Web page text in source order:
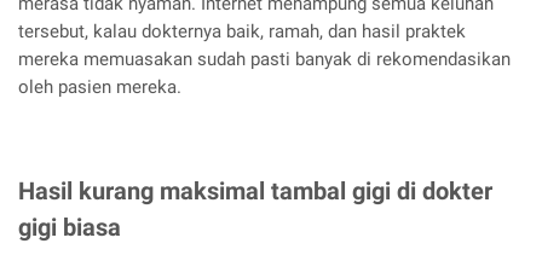
tersebut, kalau dokternya baik, ramah, dan hasil praktek
mereka memuasakan sudah pasti banyak di rekomendasikan
oleh pasien mereka.
Hasil kurang maksimal tambal gigi di dokter
gigi biasa